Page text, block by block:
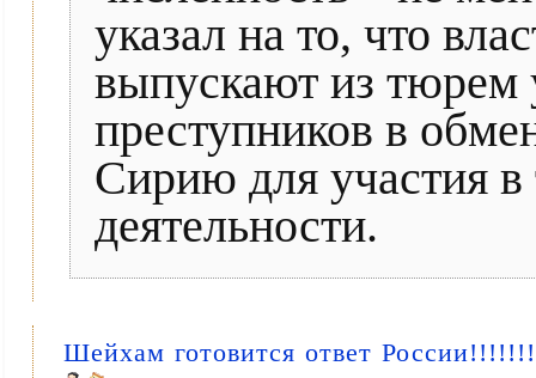
указал на то, что
выпускают из тюрем
преступников в
Сирию для участия в
деятельности.
Шейхам готовится ответ